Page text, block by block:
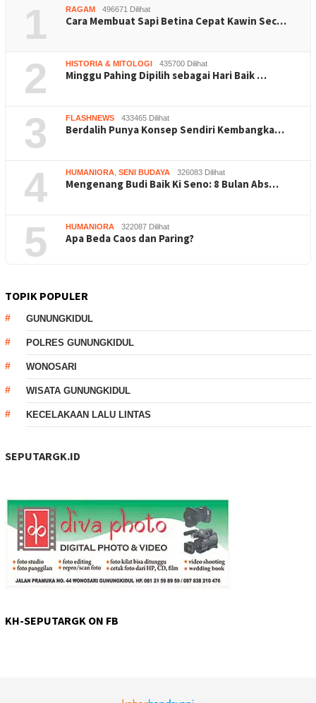
1 RAGAM 496671 Dilihat
Cara Membuat Sapi Betina Cepat Kawin Sec…
2 HISTORIA & MITOLOGI 435700 Dilihat
Minggu Pahing Dipilih sebagai Hari Baik …
3 FLASHNEWS 433465 Dilihat
Berdalih Punya Konsep Sendiri Kembangka…
4 HUMANIORA SENI BUDAYA 326083 Dilihat
Mengenang Budi Baik Ki Seno: 8 Bulan Abs…
5 HUMANIORA 322087 Dilihat
Apa Beda Caos dan Paring?
TOPIK POPULER
GUNUNGKIDUL
POLRES GUNUNGKIDUL
WONOSARI
WISATA GUNUNGKIDUL
KECELAKAAN LALU LINTAS
SEPUTARGK.ID
KH-SEPUTARGK ON FB